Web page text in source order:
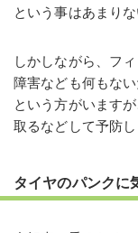
という事はあまり
しかしながら、フ
障害なども何もな
という方がいます
取るなどして予防し
タイヤのパンクに